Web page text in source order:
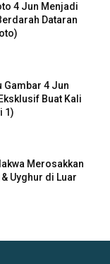
4 Jun Menjadi
Dataran
Gambar 4 Jun
Buat Kali
1)
Merosakkan
Uyghur di Luar